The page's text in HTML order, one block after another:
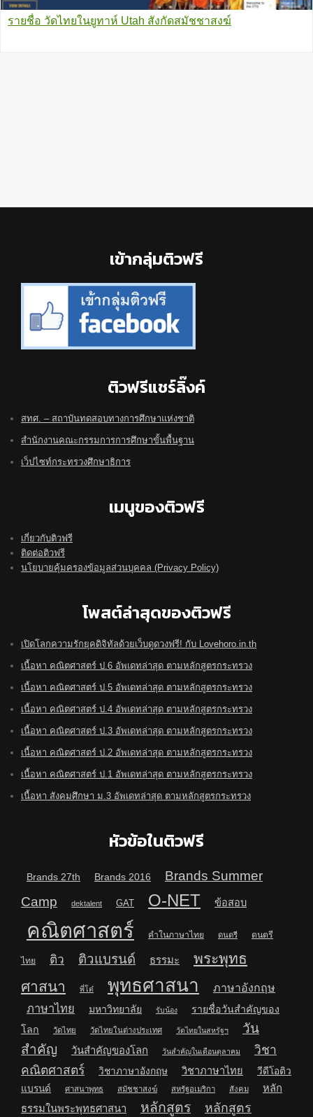
รายชื่อ วัดไทยในยูทาห์ Utah สังกัดสมัชชาสงฆ์
เข้ากลุ่มติวฟรี
ติวฟรีแชร์ลิ๊งค์
สทศ. – สถาบันทดสอบทางการศึกษาแห่งชาติ
สำนักงานคณะกรรมการการศึกษาขั้นพื้นฐาน
เว็ปไซท์กระทรวงศึกษาธิการ
เมนูของติวฟรี
เกี่ยวกับติวฟรี
ติดต่อติวฟรี
นโยบายคุ้มครองข้อมูลส่วนบุคคล (Privacy Policy)
โพสต์ล่าสุดของติวฟรี
เปิดโลกความรักยุคดิจิทัลด้วยเว็บดูดวงฟรี! กับ Lovehoro.in.th
เนื้อหา คณิตศาสตร์ ป.6 อัพเดทล่าสุด ตามหลักสูตรกระทรวง
เนื้อหา คณิตศาสตร์ ป.5 อัพเดทล่าสุด ตามหลักสูตรกระทรวง
เนื้อหา คณิตศาสตร์ ป.4 อัพเดทล่าสุด ตามหลักสูตรกระทรวง
เนื้อหา คณิตศาสตร์ ป.3 อัพเดทล่าสุด ตามหลักสูตรกระทรวง
เนื้อหา คณิตศาสตร์ ป.2 อัพเดทล่าสุด ตามหลักสูตรกระทรวง
เนื้อหา คณิตศาสตร์ ป.1 อัพเดทล่าสุด ตามหลักสูตรกระทรวง
เนื้อหา สังคมศึกษา ม.3 อัพเดทล่าสุด ตามหลักสูตรกระทรวง
หัวข้อในติวฟรี
Brands 27th Brands 2016
Brands Summer
Camp
dektalent GAT O-NET ข้อสอบ
คณิตศาสตร์ คำในภาษาไทย ดนตรี ดนตรี
ไทย ติว ติวแบรนด์ ธรรมะ
พระพุทธ
ศาสนา
พี่โต๋ พุทธศาสนา ภาษาอังกฤษ
ภาษาไทย มหาวิทยาลัย รับน้อง
รายชื่อวันสำคัญของ
โลก
วัดไทย วัดไทยในต่างประเทศ วัดไทยในสหรัฐฯ
วัน
สำคัญ
วันสำคัญของโลก วันสำคัญในเดือนตุลาคม
วิชา
คณิตศาสตร์
วิชาภาษาอังกฤษ วิชาภาษาไทย
วีดีโอติว
แบรนด์
ศาสนาพุทธ สมัชชาสงฆ์ สหรัฐอเมริกา สังคม
หลัก
ธรรมในพระพุทธศาสนา
หลักสูตร หลักสูตร